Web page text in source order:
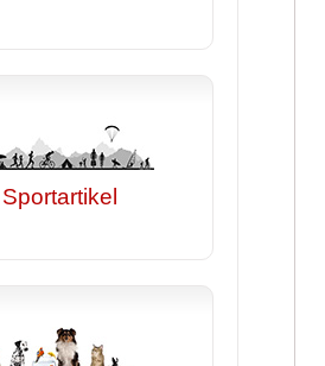
Sportartikel